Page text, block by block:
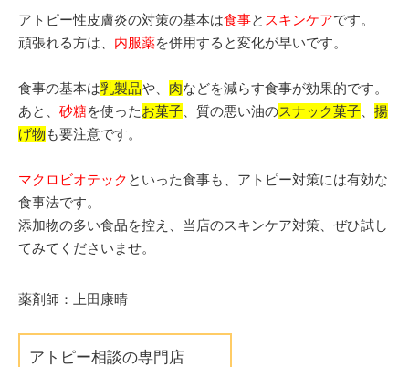
アトピー性皮膚炎の対策の基本は食事と スキンケアです。
頑張れる方は、 内服薬を併用すると変化が早いです。
食事の基本は乳製品や、 肉などを減らす食事が効果的です。
あと、 砂糖を使ったお菓子 、質の悪い油のスナック菓子
揚
げ物 も要注意です。
マクロビオテック といった食事も、アトピー対策には有効な
食事法です。
添加物の多い食品を控え、当店のスキンケア対策、ぜひ試し
てみてくださいませ。
薬剤師：上田康晴
アトピー相談の専門店